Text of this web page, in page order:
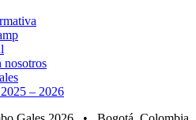
nosotros
– 2026